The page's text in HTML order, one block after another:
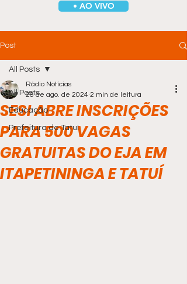
• AO VIVO
Post
All Posts
Educação
Prefeitura de Tatuí
All Posts
SESI ABRE INSCRIÇÕES
PARA 500 VAGAS
GRATUITAS DO EJA EM
ITAPETININGA E TATUÍ
Rádio Notícias
26 de ago. de 2024 2 min de leitura